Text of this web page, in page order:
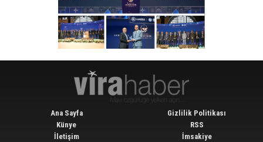
Ana Sayfa
Künye
İletişim
Gizlilik Politikası
RSS
İmsakiye